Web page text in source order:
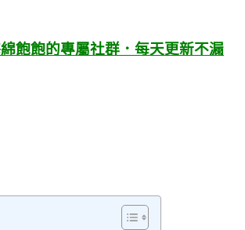
飽飽的專屬社群．每天更新不漏